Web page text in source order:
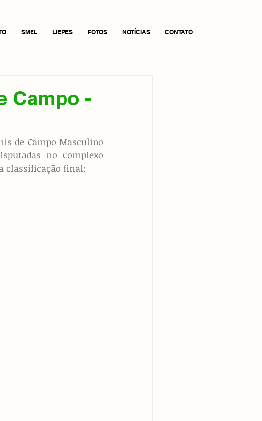
SMEL LIEPES FOTOS NOTÍCIAS CONTATO
Campo -
de Campo Masculino
no Complexo
classificação final: